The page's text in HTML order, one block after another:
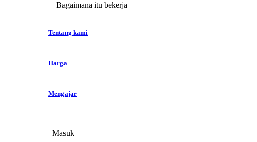
Bagaimana itu bekerja
Tentang kami
Harga
Mengajar
Masuk